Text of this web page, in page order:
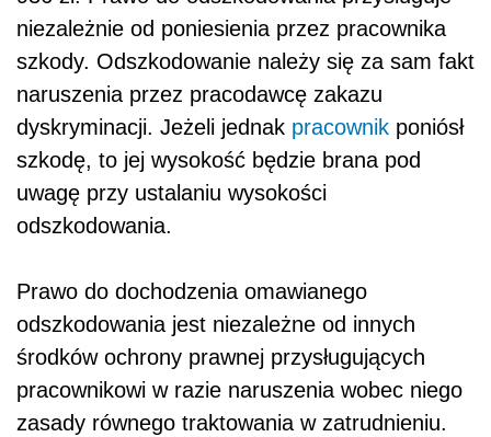
niezależnie od poniesienia przez pracownika
szkody. Odszkodowanie należy się za sam fakt
naruszenia przez pracodawcę zakazu
dyskryminacji. Jeżeli jednak pracownik poniósł
szkodę, to jej wysokość będzie brana pod
uwagę przy ustalaniu wysokości
odszkodowania.
Prawo do dochodzenia omawianego
odszkodowania jest niezależne od innych
środków ochrony prawnej przysługujących
pracownikowi w razie naruszenia wobec niego
zasady równego traktowania w zatrudnieniu.